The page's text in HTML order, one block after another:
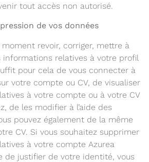
tout accès non autorisé.
de vos données
revoir, corriger, mettre à
informations relatives à votre profil
pour cela de vous connecter à
votre compte ou CV, de visualiser
à votre compte ou à votre CV
de les modifier à l’aide des
pouvez également de la même
CV. Si vous souhaitez supprimer
à votre compte Azurea
de justifier de votre identité, vous